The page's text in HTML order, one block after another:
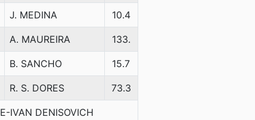
J. MEDINA 10.4
A. MAUREIRA 133.
B. SANCHO 15.7
R. S. DORES 73.3
IVAN DENISOVICH